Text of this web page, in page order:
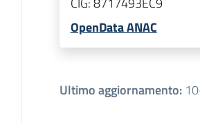
OpenData ANAC
Ultimo aggiornamento: